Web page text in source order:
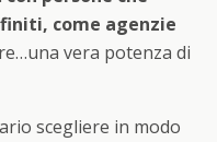
come agenzie
vera potenza di
scegliere in modo